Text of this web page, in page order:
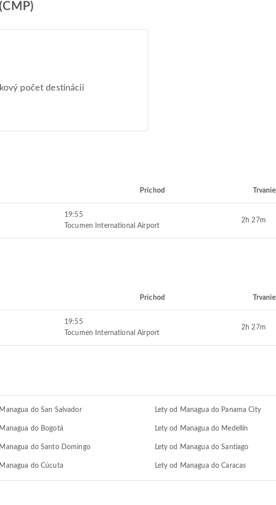
počet destinácií
Príchod Trvanie
19:55
Tocumen International Airport
2h 27m
Príchod Trvanie
19:55
Tocumen International Airport
2h 27m
do San Salvador Lety od Managua do Panama City
do Bogotá Lety od Managua do Medellín
do Santo Domingo Lety od Managua do Santiago
do Cúcuta Lety od Managua do Caracas